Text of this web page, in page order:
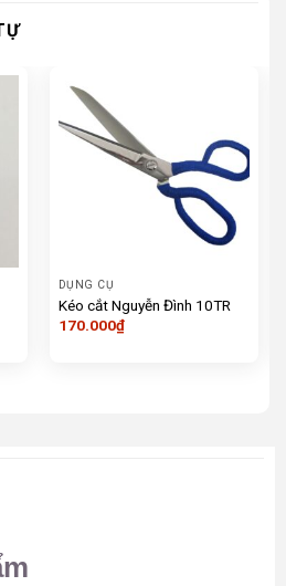
DỤNG CỤ
Kéo cắt Nguyễn Đình 10TR
170.000₫